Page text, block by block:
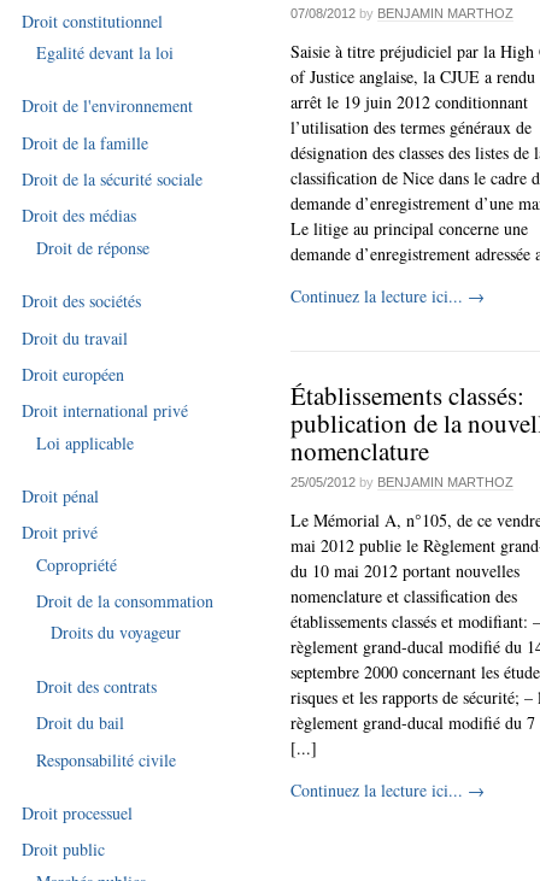
07/08/2012 by BENJAMIN MARTHOZ
Saisie à titre préjudiciel par la High
of Justice anglaise, la CJUE a rendu
arrêt le 19 juin 2012 conditionnant
l’utilisation des termes généraux de
désignation des classes des listes de
classification de Nice dans le cadre
demande d’enregistrement d’une
Le litige au principal concerne une
demande d’enregistrement
Continuez la lecture ici... →
Établissements classés:
publication de la
nomenclature
25/05/2012 by BENJAMIN MARTHOZ
Le Mémorial A, n°105, de ce
mai 2012 publie le Règlement
du 10 mai 2012 portant nouvelles
nomenclature et classification des
établissements classés et modifiant:
règlement grand-ducal modifié du
septembre 2000 concernant les
risques et les rapports de sécurité; –
règlement grand-ducal modifié du 7
[...]
Continuez la lecture ici... →
Droit constitutionnel
Egalité devant la loi
Droit de l'environnement
Droit de la famille
Droit de la sécurité sociale
Droit des médias
Droit de réponse
Droit des sociétés
Droit du travail
Droit européen
Droit international privé
Loi applicable
Droit pénal
Droit privé
Copropriété
Droit de la consommation
Droits du voyageur
Droit des contrats
Droit du bail
Responsabilité civile
Droit processuel
Droit public